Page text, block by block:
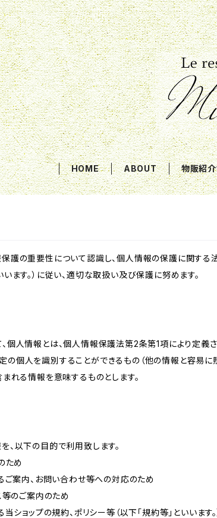
HOME ABOUT 物販紹
護の重要性について認識し、個人情報の保護に関する
ます。）に従い、適切な取扱い及び保護に努めます。
個人情報とは、個人情報保護法第2条第1項により定義
個人を識別することができるもの（他の情報と容易
まれる情報を意味するものとします。
、以下の目的で利用致します。
ため
ご案内、お問い合わせ等への対応のため
等のご案内のため
当ショップの規約、ポリシー等（以下「規約等」といいま